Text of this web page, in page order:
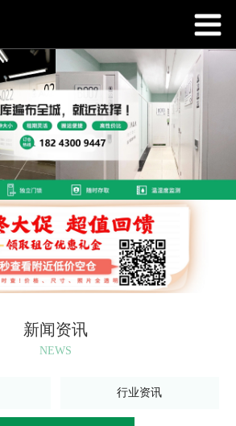
新闻资讯
NEWS
行业资讯